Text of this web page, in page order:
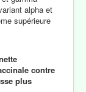
alpha et
supérieure
contre
plus